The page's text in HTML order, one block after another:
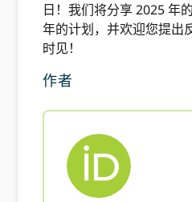
日！我们将分享 2025 年
年的计划，并欢迎您提出
时见！
作者